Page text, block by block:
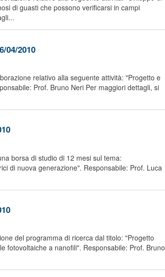
di guasti che possono verificarsi in campi
04/2010
relativo alla seguente attività: "Progetto e
Prof. Bruno Neri Per maggiori dettagli, si
borsa di studio di 12 mesi sul tema:
di nuova generazione". Responsabile: Prof. Luca
del programma di ricerca dal titolo: "Progetto
fotovoltaiche a nanofili". Responsabile: Prof. Bruno